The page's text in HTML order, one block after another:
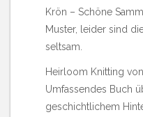
Krön – Schöne
Muster, leider sind
seltsam.
Heirloom Knitting
Umfassendes Buch
geschichtlichem